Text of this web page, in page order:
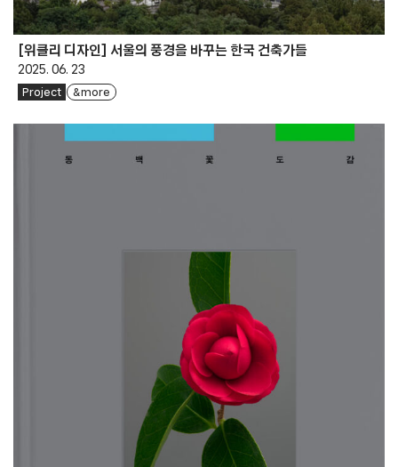
[위클리 디자인] 서울의 풍경을 바꾸는 한국 건축가들
2025. 06. 23
Project & more